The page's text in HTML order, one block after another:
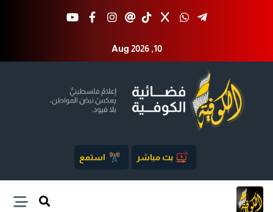
Aug 2026 ,10
بث مباشر استمع